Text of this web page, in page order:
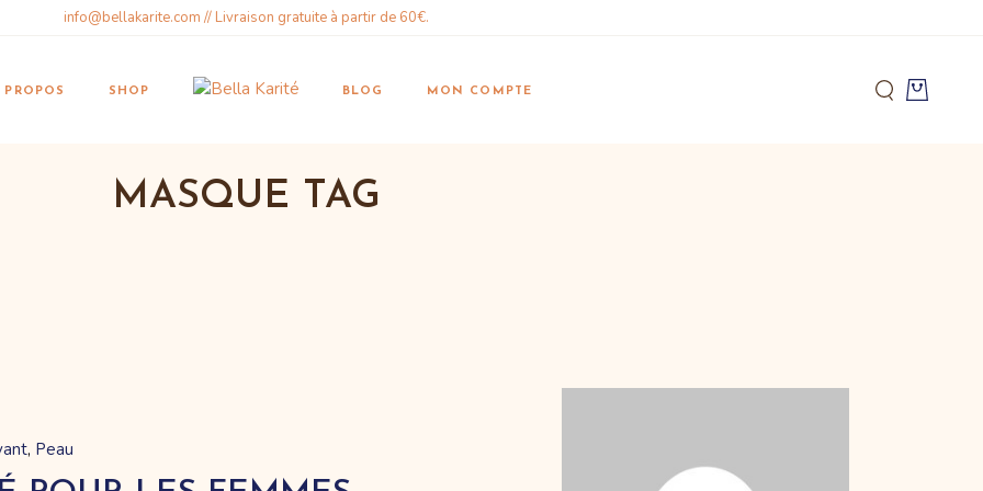
info@bellakarite.com // Livraison gratuite à partir de 60€.
PROPOS SHOP BLOG
Articles
MON COMPTE
& Vouchers
Karité
MASQUE TAG
Peau